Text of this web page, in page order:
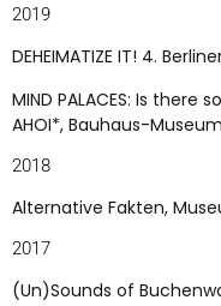
2019
DEHEIMATIZE IT! 4.
MIND PALACES: Is
AHOI*, Bauhaus-
2018
Alternative Fakten,
2017
(Un)Sounds of